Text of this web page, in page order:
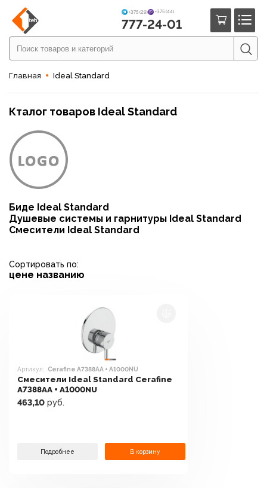
+375 (29) +375 (44)
777-24-01
Главная Ideal Standard
Кталог товаров Ideal Standard
Биде Ideal Standard
Душевые системы и гарнитуры Ideal Standard
Смесители Ideal Standard
Сортировать по:
цене названию
Артикул: Cerafine A7388AA + A1000NU
Смесители Ideal Standard Cerafine
A7388AA + A1000NU
463,10 руб.
Подробнее В корзину